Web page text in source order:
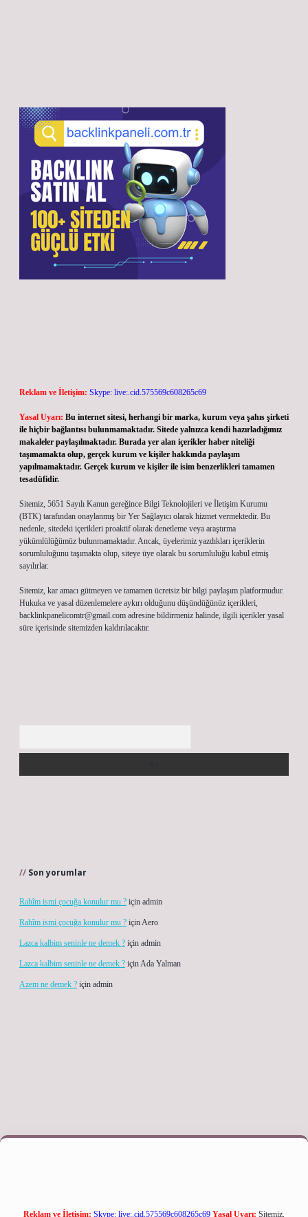
Reklam ve İletişim: Skype: live:.cid.575569c608265c69
Yasal Uyarı: Bu internet sitesi, herhangi bir marka, kurum veya şahıs şirketi
ile hiçbir bağlantısı bulunmamaktadır. Sitede yalnızca kendi hazırladığımız
makaleler paylaşılmaktadır. Burada yer alan içerikler haber niteliği
taşımamakta olup, gerçek kurum ve kişiler hakkında paylaşım
yapılmamaktadır. Gerçek kurum ve kişiler ile isim benzerlikleri tamamen
tesadüfidir.
Sitemiz, 5651 Sayılı Kanun gereğince Bilgi Teknolojileri ve İletişim Kurumu
(BTK) tarafından onaylanmış bir Yer Sağlayıcı olarak hizmet vermektedir. Bu
nedenle, sitedeki içerikleri proaktif olarak denetleme veya araştırma
yükümlülüğümüz bulunmamaktadır. Ancak, üyelerimiz yazdıkları içeriklerin
sorumluluğunu taşımakta olup, siteye üye olarak bu sorumluluğu kabul etmiş
sayılırlar.
Sitemiz, kar amacı gütmeyen ve tamamen ücretsiz bir bilgi paylaşım platformudur.
Hukuka ve yasal düzenlemelere aykırı olduğunu düşündüğünüz içerikleri,
backlinkpanelicomtr@gmail.com adresine bildirmeniz halinde, ilgili içerikler yasal
süre içerisinde sitemizden kaldırılacaktır.
Son yorumlar
Rahîm ismi çocuğa konulur mu ? için admin
Rahîm ismi çocuğa konulur mu ? içinAero
Lazca kalbim seninle ne demek ? için admin
Lazca kalbim seninle ne demek ? içinAda Yalman
Azem ne demek ? için admin
adresi
Reklam ve İletişim: Skype: live:.cid.575569c608265c69 Yasal Uyarı: Sitemiz,